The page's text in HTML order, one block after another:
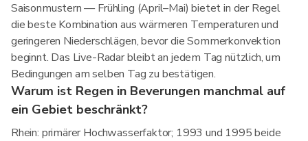
Saisonmustern — Frühling (April–Mai) bietet in der Regel
die beste Kombination aus wärmeren Temperaturen und
geringeren Niederschlägen, bevor die Sommerkonvektion
beginnt. Das Live-Radar bleibt an jedem Tag nützlich, um
Bedingungen am selben Tag zu bestätigen.
Warum ist Regen in Beverungen manchmal auf
ein Gebiet beschränkt?
Rhein: primärer Hochwasserfaktor; 1993 und 1995 beide